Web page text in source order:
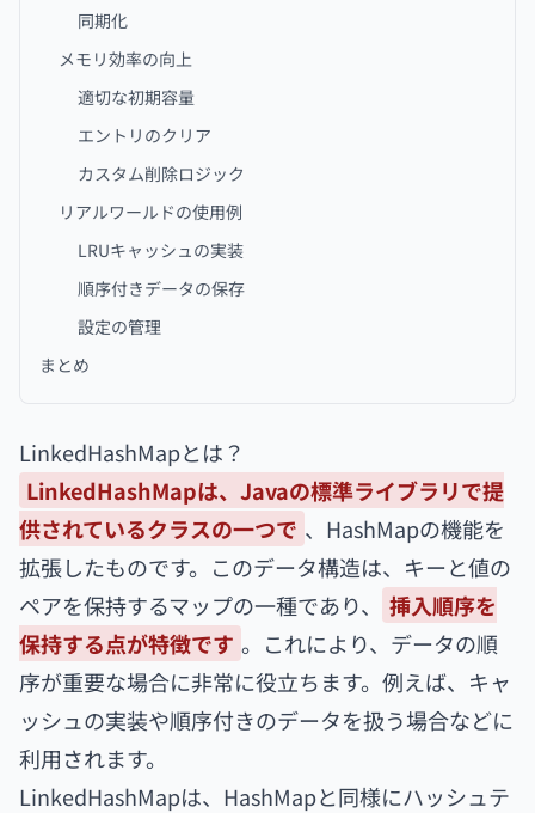
同期化
メモリ効率の向上
適切な初期容量
エントリのクリア
カスタム削除ロジック
リアルワールドの使用例
LRUキャッシュの実装
順序付きデータの保存
設定の管理
まとめ
LinkedHashMapとは？
LinkedHashMapは、Javaの標準ライブラリで提
供されているクラスの一つで 、HashMapの機能を
拡張したものです。このデータ構造は、キーと値の
ペアを保持するマップの一種であり、
挿入順序を
保持する点が特徴です 。これにより、データの順
序が重要な場合に非常に役立ちます。例えば、キャ
ッシュの実装や順序付きのデータを扱う場合などに
利用されます。
LinkedHashMapは、HashMapと同様にハッシュテ